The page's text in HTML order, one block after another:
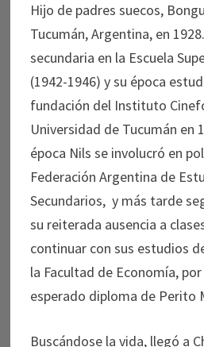
Hijo de padres suecos,
Tucumán, Argentina, en
secundaria en la Escuela
(1942-1946) y su época
fundación del Instituto
Universidad de Tucumán en
época Nils se involucró en
Federación Argentina de
Secundarios, y más tarde
su reiterada ausencia a
continuar con sus estudios
la Facultad de Economía,
esperado diploma de Perito
Buscándose la vida, llegó a